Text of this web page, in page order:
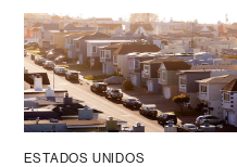
ESTADOS UNIDOS